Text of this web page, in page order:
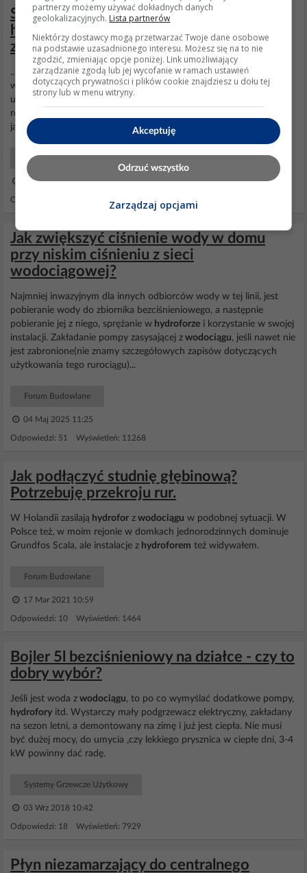
Szara skrzynka za wyłącznikiem w starym
hydroforze z silnikiem – funkcja i
zastosowanie
...zastanawiam się, do czego mogę to wykorzystać. Najlepiej
wykorzystać zgodnie z przeznaczeniem. To bardzo niezawodny
układ. A mimo posiadania
wodociągu
rezerwowe ujęcie wody, niezależne od lokalnej instalacji. Czasy są
jakie są, a woda jest jednak kluczowym medium w każdym domu.
Elektro Początkujący
14 Lis 2025 17:51
Odpowiedzi: 20 Wyświetleń: 594
Jak zwiększyć ciśnienie wody w domu
przy niskim ciśnieniu z sieci
wodociągowej?
Najmniej inwazyjnym dla innych odbiorców wody w tej linii, jest
pobieranie wody do zbiornika bezciśnieniowego, a następnie
pobieranie jej z niego, sprężanie w hydroforze i korzystanie w swojej
instalacji. Zakładanie pompy zasysającej z wodociągu, jeśli nawet nie
jest zabronione(nie znamy szczegółowych zapisów dotyczących
użytkowania tego rurociągu)...
Forum Budowlane
04 Maj 2025 11:25
Odpowiedzi: 51 Wyświetleń: 11268
Jak podłączyć studnię głębinową?
Potrzebuję przekroju rur.
W Holandii zasilają hydrofor z wodociągu w podobnej sytuacji. W
Polsce też, w moim rejonie w domkach jednorodzinnych dominuje
Grundfos Scala, ale instalacje z hydroforem też widywałem.
Forum Budowlane
17 Mar 2021 10:59
Odpowiedzi: 10 Wyświetleń: 1464
Bojler 5l bezciśnieniowy na działce - czy to
dobry wybór?
Jeśli jest woda z wodociągu, to po co wymyślać dodatkowe pompy,
hydrofory itd. Wystarczy mały podgrzewacz elektryczny, zakładany
na sezon letni, a demontowany na zimę i już jest ciepła. Nie musi
być dużej mocy, do umycia ,czy lekkiego prysznica w ciepłe dni, 3-4
kW powinny dać radę.
Systemy Grzewcze Użytkowy
03 Wrz 2018 10:42
Odpowiedzi: 18 Wyświetleń: 7929
Płyn niezamarzający do centralnego
partnerzy możemy używać dokładnych danych
geolokalizacyjnych. Lista partnerów
Niektórzy dostawcy mogą przetwarzać Twoje dane osobowe
na podstawie uzasadnionego interesu. Możesz się na to nie
zgodzić, zmieniając opcje poniżej. Link umożliwiający
zarządzanie zgodą lub jej wycofanie w ramach ustawień
dotyczących prywatności i plików cookie znajdziesz u dołu tej
strony lub w menu witryny.
Akceptuję
Odrzuć wszystko
Zarządzaj opcjami